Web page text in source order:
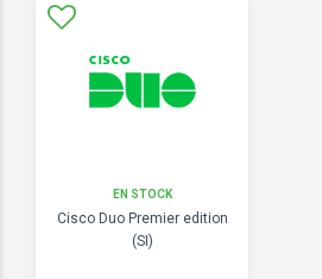
EN STOCK
Cisco Duo Premier edition
(SI)